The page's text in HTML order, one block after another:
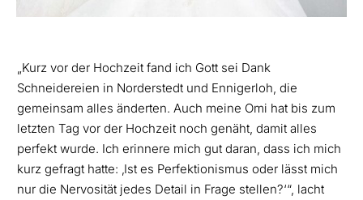
„Kurz vor der Hochzeit fand ich Gott sei Dank
Schneidereien in Norderstedt und Ennigerloh, die
gemeinsam alles änderten. Auch meine Omi hat bis zum
letzten Tag vor der Hochzeit noch genäht, damit alles
perfekt wurde. Ich erinnere mich gut daran, dass ich mich
kurz gefragt hatte: ‚Ist es Perfektionismus oder lässt mich
nur die Nervosität jedes Detail in Frage stellen?‘“, lacht